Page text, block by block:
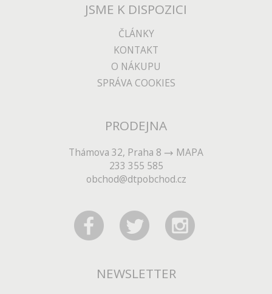
JSME K DISPOZICI
ČLÁNKY
KONTAKT
O NÁKUPU
SPRÁVA COOKIES
PRODEJNA
Thámova 32, Praha 8
MAPA
233 355 585
obchod@dtpobchod.cz
NEWSLETTER